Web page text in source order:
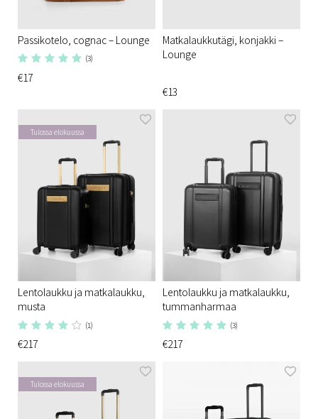
Passikotelo, cognac – Lounge
(3)
€17
Matkalaukkutägi, konjakki –
Lounge
€13
Tulossa elokuussa
Lentolaukku ja matkalaukku,
musta
(1)
€217
Lentolaukku ja matkalaukku,
tummanharmaa
(3)
€217
Tulossa elokuussa